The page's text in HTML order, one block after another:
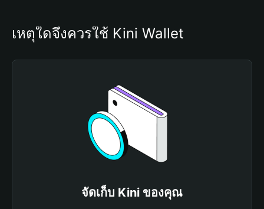
เหตุใดจึงควรใช้ Kini Wallet
จัดเก็บ Kini ของคุณ